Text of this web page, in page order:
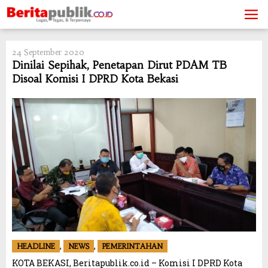
Skip
to
content
24 September 2020
Dinilai Sepihak, Penetapan Dirut PDAM TB
Disoal Komisi I DPRD Kota Bekasi
HEADLINE , NEWS , PEMERINTAHAN
KOTA BEKASI, Beritapublik.co.id – Komisi I DPRD Kota